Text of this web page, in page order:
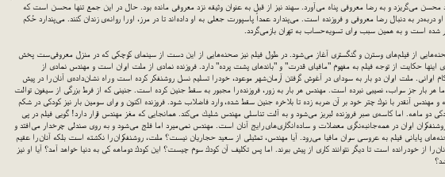
محسن می‌گریزد و به رضا معروفی پناه می‌آورد. سهند نیز از قبل به عنوان وثیقه نزد معروفی مانده بود. حال در این جمع تنها محسن است كه
دربه‌در به دنبال رضا معروفی و فروزنده است. می‌پندارد عمداً پاسپورت جعلی به او داده‌اند تا در مرز، او را روانه‌ی زندان كنند. می‌پندارد حُكم
شده است و به همین سبب برای تسویه‌حساب به تهران بازمی‌گردد.
از فیلم‌های وسترن و گنگستری آغاز می‌شود. در طول فیلم نیز صحنه‌هایی از این دست از سینمای كوچكی كه در منزل معروفی‌ست پخش
حكایت از توجه فیلم به مفهوم "مافیای قدرت" و "باندهای پشت پرده" دارد. فروزنده نمادی از ملت ایران است و مهندس نمادی از
ایرانی. ملت ایران دو بار به سودای در آغوش گرفتن آرمان‌شهر موعود، خود را تسلیم نسل روشنفكر كرده است و راه نشان‌داده‌ی آنان را در پیش
هر بار جز سراب، نصیبی نبرده است. مهندس هر بار به زور، فروزنده را مجبور به سقط جنین كرده است. جنینی كه از فرط بزرگی از سیفون توالت
و مهندس آنقدر با نوك چتر خود بر آن ضربه زده تا بلاخره جنین سقط شده، وارد فاضلاب شود. فروزنده اكنون و برای سومین بار نیز كودكی در شكم
دو ماهه. اما كاسه‌ی صبر فروزنده لبریز می‌شود و به آلت تناسلی مهندس شلیك می‌كند. همانجایی كه مغز مهندس قرار دارد! گویی فیلم در پی
روشنفكران ایران در همه‌جانبه‌نگری معضلات و ساده‌انگاری‌های رایج آنان است. مهندس نمی‌میرد اما فلج می‌شود و به روی صندلی چرخدار می‌افتد و
پایانی فیلم به عروسی سران مافیا می‌رود. آیا مهندس، تمثیلی از سعید حجاریان نیست؟ ملت، روشنفكران را نكشته است بلكه آنان را عقیم
را از خود رانده است تا دیگر نتوانند كاری از پیش ببرند. اما پس تكلیف آن كودك سوم چیست؟ این كودك دوماهه كی به دنیا خواهد آمد؟ آیا او نیز